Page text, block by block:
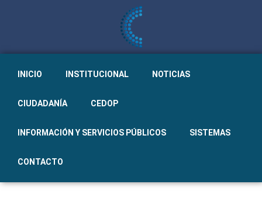
INICIO INSTITUCIONAL NOTICIAS
CIUDADANÍA CEDOP
INFORMACIÓN Y SERVICIOS PÚBLICOS SISTEMAS
CONTACTO